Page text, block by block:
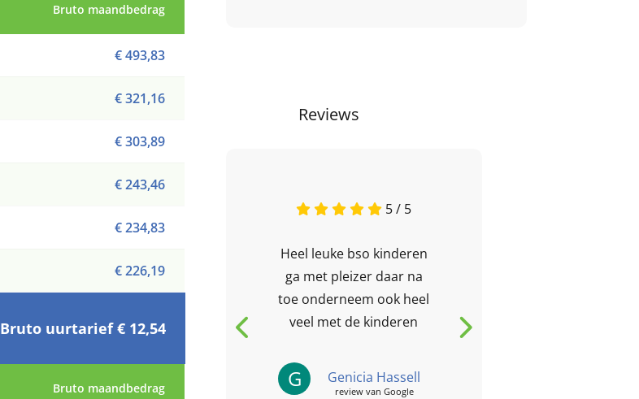
Bruto maandbedrag
€ 493,83
€ 321,16
€ 303,89
€ 243,46
€ 234,83
€ 226,19
Bruto uurtarief € 12,54
Bruto maandbedrag
Reviews
ga met pleizer daar na
veel met de kinderen
review van Google
5 / 5
Heel leuke bso kinderen
ga met pleizer daar na
toe onderneem ook heel
veel met de kinderen
G Genicia Hassell
review van Google